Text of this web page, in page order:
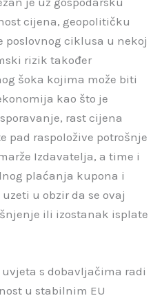
cijena, geopolitičku
poslovnog ciklusa u nekoj
rizik također
šoka kojima može biti
kao što je
rast cijena
pad raspoložive potrošnje
Izdavatelja, a time i
plaćanja kupona i
u obzir da se ovaj
ili izostanak isplate
uvjeta s dobavljačima radi
u stabilnim EU